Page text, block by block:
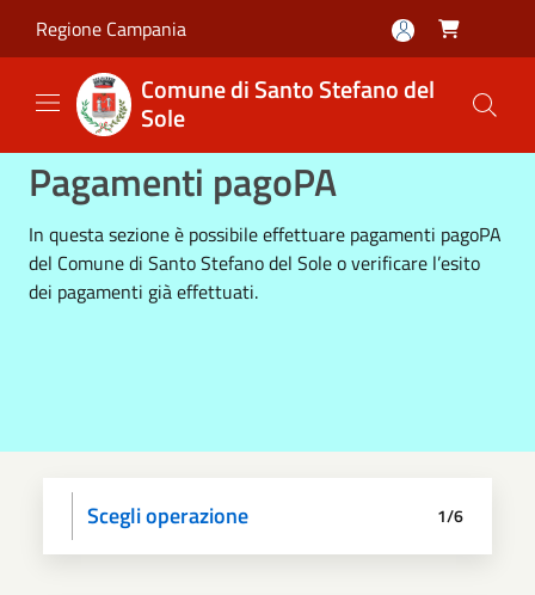
Regione Campania 
Comune di Santo Stefano del
Sole
Pagamenti pagoPA
In questa sezione è possibile effettuare pagamenti pagoPA
del Comune di Santo Stefano del Sole o verificare l’esito
dei pagamenti già effettuati.
Scegli operazione
Informativa privacy
Scegli il pagamento
Dati anagrafici
Paga
Riepilogo 1/6